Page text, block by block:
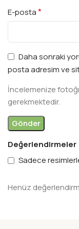
Değerlendirmeler
Sadece
Henüz
E-posta*
Daha sonraki
posta adresim ve
İncelemenize
gerekmektedir.